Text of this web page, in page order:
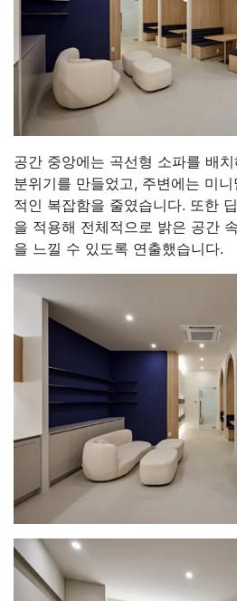
공간 중앙에는 곡선형 소파를 배
분위기를 만들었고, 주변에는 미
적인 복잡함을 줄였습니다. 또한
을 적용해 전체적으로 밝은 공간
을 느낄 수 있도록 연출했습니다.